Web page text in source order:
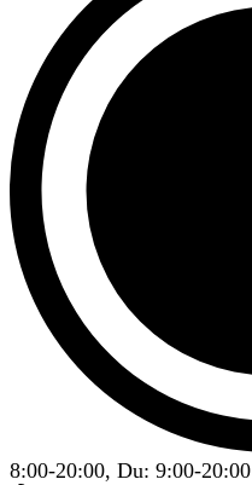
8:00-20:00, Du: 9:00-20:00